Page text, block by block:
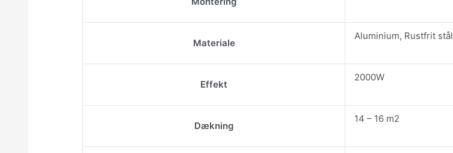
Materiale
Aluminium, Rustfrit stål
Effekt
2000W
Dækning
14 – 16 m2